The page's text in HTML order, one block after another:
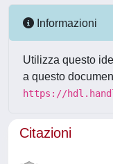
Informazioni
Utilizza questo
a questo
https://
Citazioni